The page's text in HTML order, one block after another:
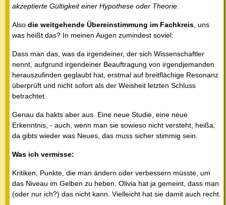
akzeptierte Gültigkeit einer Hypothese oder Theorie.
Also die weitgehende Übereinstimmung im Fachkreis , uns
was heißt das? In meinen Augen zumindest soviel:
Dass man das, was da irgendeiner, der sich Wissenschaftler
nennt, aufgrund irgendeiner Beauftragung von irgendjemanden
herauszufinden geglaubt hat, erstmal auf breitflächige Resonanz
überprüft und nicht sofort als der Weisheit letzten Schluss
betrachtet.
Genau da hakts aber aus. Eine neue Studie, eine neue
Erkenntnis, - auch, wenn man sie sowieso nicht versteht, heißa,
da gibts wieder was Neues, das muss sicher stimmig sein.
Was ich vermisse:
Kritiken, Punkte, die man ändern oder verbessern müsste, um
das Niveau im Gelben zu heben. Olivia hat ja gemeint, dass man
(oder nur ich?) das nicht kann. Vielleicht hat sie damit auch recht.